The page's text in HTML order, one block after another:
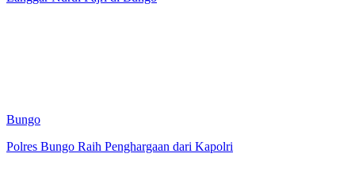
Bungo
Polres Bungo Raih Penghargaan dari Kapolri